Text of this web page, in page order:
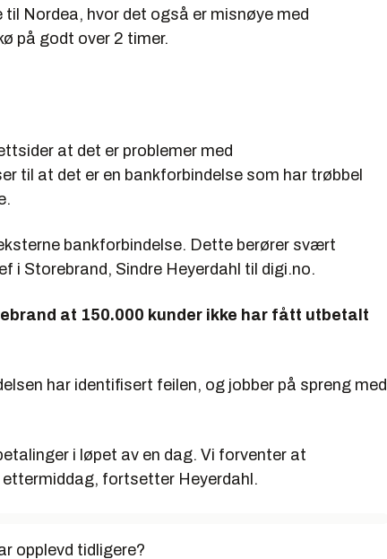
Nordea, hvor det også er misnøye med
på godt over 2 timer.
at det er problemer med
til at det er en bankforbindelse som har trøbbel
bankforbindelse. Dette berører svært
i Storebrand, Sindre Heyerdahl til digi.no.
at 150.000 kunder ikke har fått utbetalt
har identifisert feilen, og jobber på spreng med
i løpet av en dag. Vi forventer at
fortsetter Heyerdahl.
opplevd tidligere?